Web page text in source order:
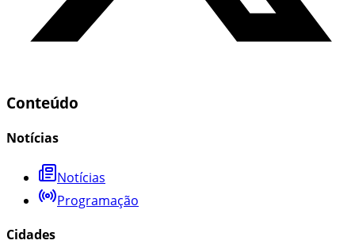
Conteúdo
Notícias
Notícias
Programação
Cidades